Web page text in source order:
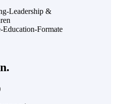
Leadership &
Formate